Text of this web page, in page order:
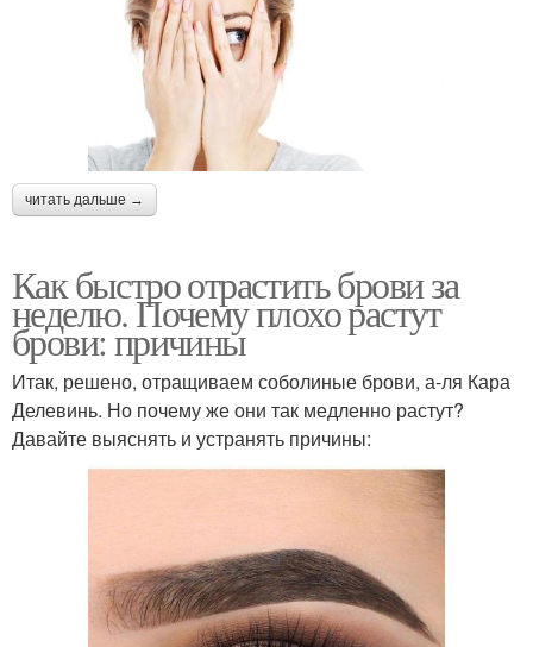
читать дальше →
Как быстро отрастить брови за
неделю. Почему плохо растут
брови: причины
Итак, решено, отращиваем соболиные брови, а-ля Кара
Делевинь. Но почему же они так медленно растут?
Давайте выяснять и устранять причины: